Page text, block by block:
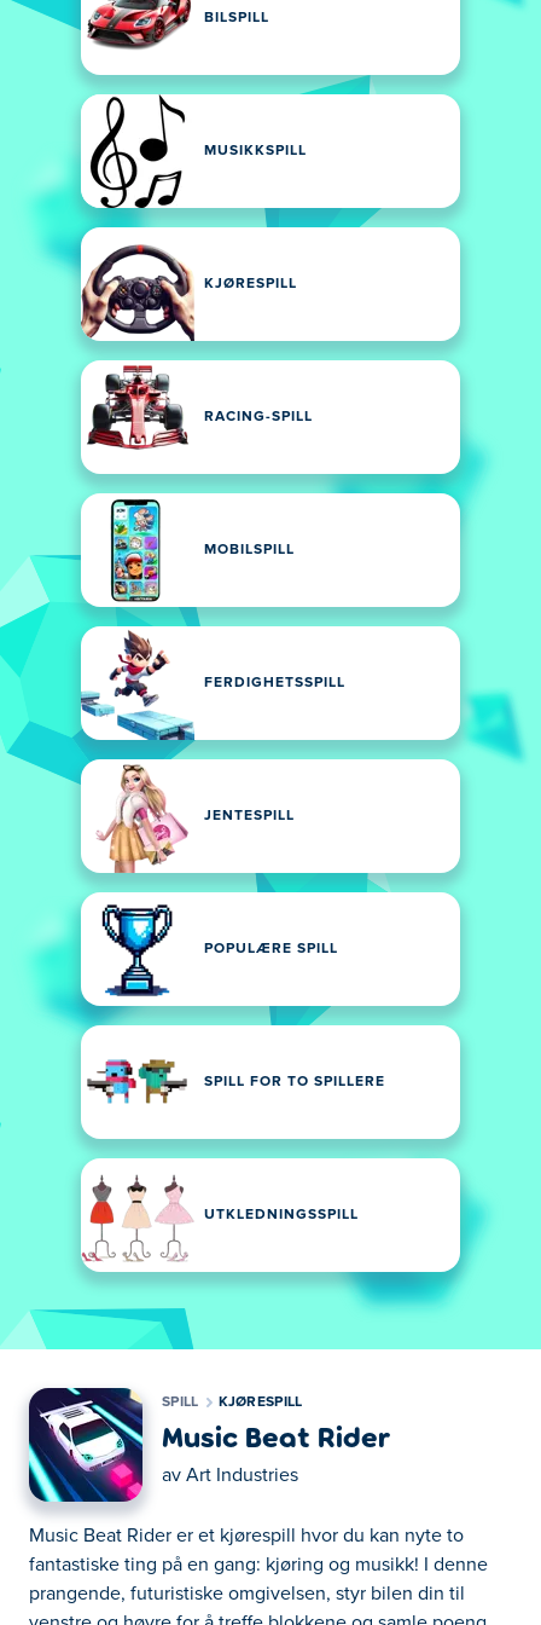
BILSPILL
MUSIKKSPILL
KJØRESPILL
RACING-SPILL
MOBILSPILL
FERDIGHETSSPILL
JENTESPILL
POPULÆRE SPILL
SPILL FOR TO SPILLERE
UTKLEDNINGSSPILL
SPILL KJØRESPILL
Music Beat Rider
av Art Industries
Music Beat Rider er et kjørespill hvor du kan nyte to
fantastiske ting på en gang: kjøring og musikk! I denne
prangende, futuristiske omgivelsen, styr bilen din til